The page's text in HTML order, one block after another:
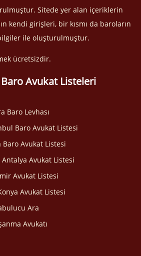
Sitede yer alan içeriklerin
kendi girişleri, bir kısmı da baroların
ile oluşturulmuştur.
ücretsizdir.
Avukat Listeleri
Baro Levhası
Baro Avukat Listesi
Avukat Listesi
Avukat Listesi
Avukat Listesi
Avukat Listesi
Ara
Avukatı